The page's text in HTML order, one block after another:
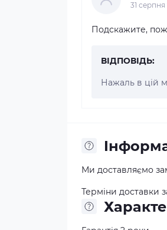
31 серпня
Подскажите,
ВІДПОВІДЬ:
Нажаль в цій
Ми доставляємо
Терміни доставки